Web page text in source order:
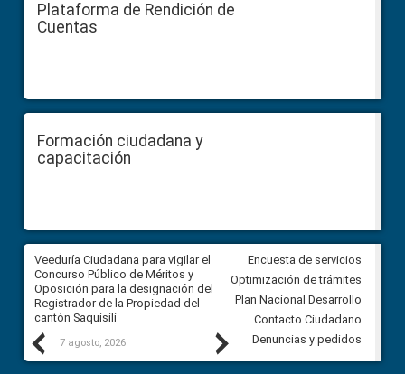
Plataforma de Rendición de
Cuentas
Formación ciudadana y
capacitación
Previous
Veeduría Ciudadana para vigilar el
Concurso Público de Méritos y
Oposición para la designación del
Registrador de la Propiedad del
cantón Saquisilí
7 agosto, 2026
Veeduría Ciudadana para
construcción del asfaltado de
Ballenita del cantón Santa
7 agosto, 2026
Next
Encuesta de servicios
Optimización de trámites
Plan Nacional Desarrollo
Contacto Ciudadano
Denuncias y pedidos